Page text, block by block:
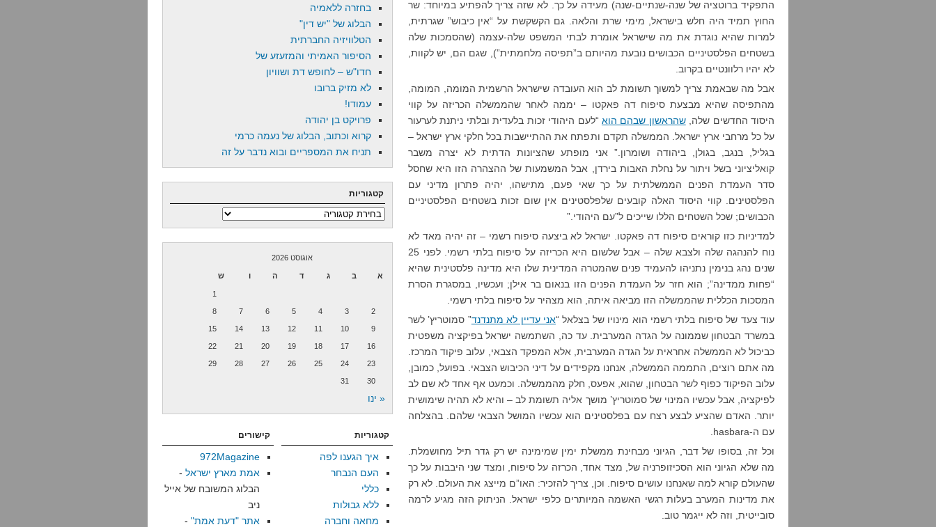
התפקיד ברוטציה של שנה-שנתיים-שנה) מעידה על כך. לא שזה צריך להפתיע במיוחד: שר
החוץ תמיד היה חלש בישראל, מימי שרת והלאה. גם הקשקשת על “אין כיבוש” שגרתית,
למרות שהיא נוגדת את מה שישראל אומרת לבתי המשפט שלה-עצמה (שהסמכות שלה
בשטחים הפלסטיניים הכבושים נובעת מהיותם ב”תפיסה מלחמתית”), שגם הם, יש לקוות,
לא יהיו רלוונטיים בקרוב.
אבל מה שבאמת צריך למשוך תשומת לב הוא העובדה שישראל הרשמית המומה, המומה,
מהתפיסה שהיא מבצעת סיפוח דה פאקטו – יממה לאחר שהממשלה הכריזה על קווי
היסוד החדשים שלה,שהראשון שבהם הוא “לעם היהודי זכות בלעדית ובלתי ניתנת לערעור
על כל מרחבי ארץ ישראל. הממשלה תקדם ותפתח את ההתיישבות בכל חלקי ארץ ישראל –
בגליל, בנגב, בגולן, ביהודה ושומרון.” אני מופתע שהציונות הדתית לא יצרה משבר
קואליציוני בשל ויתור על נחלת האבות בירדן, אבל המשמעות של ההצהרה הזו היא שחסל
סדר העמדת הפנים הממשלתית על כך שאי פעם, מתישהו, יהיה פתרון מדיני עם
הפלסטינים. קווי היסוד האלה קובעים שלפלסטינים אין שום זכות בשטחים הפלסטיניים
הכבושים; שכל השטחים הללו שייכים ל”עם היהודי.”
למדיניות כזו קוראים סיפוח דה פאקטו. ישראל לא ביצעה סיפוח רשמי – זה יהיה מאד לא
נוח להנהגה שלה ולצבא שלה – אבל שלשום היא הכריזה על סיפוח בלתי רשמי. לפני 25
שנים נהג בנימין נתניהו להעמיד פנים שהמטרה המדינית שלו היא מדינה פלסטינית שהיא
“פחות ממדינה”; הוא חזר על העמדת הפנים הזו בנאום בר אילן; ועכשיו, במסגרת הסרת
המסכות הכללית שהממשלה הזו מביאה איתה, הוא מצהיר על סיפוח בלתי רשמי.
עוד צעד של סיפוח בלתי רשמי הוא מינויו של בצלאל “אני עדיין לא מתנדנד” סמוטריץ’ לשר
במשרד הבטחון שממונה על הגדה המערבית. עד כה, השתמשה ישראל בפיקציה משפטית
כביכול לא הממשלה אחראית על הגדה המערבית, אלא המפקד הצבאי, עלוב פיקוד המרכז.
מה אתם רוצים, התממה הממשלה, אנחנו מקפידים על דיני הכיבוש הצבאי. בפועל, כמובן,
עלוב הפיקוד כפוף לשר הבטחון, שהוא, אפעס, חלק מהממשלה. וכמעט אף אחד לא שם לב
לפיקציה, אבל עכשיו המינוי של סמוטריץ’ מושך אליה תשומת לב – והיא לא תהיה שימושית
יותר. האדם שהציע לבצע רצח עם בפלסטינים הוא עכשיו המושל הצבאי שלהם. בהצלחה
עם ה-hasbara.
וכל זה, בסופו של דבר, הגיוני מבחינת ממשלת ימין שמימינה יש רק גדר תיל מחושמלת.
מה שלא הגיוני הוא הסכיזופרניה של, מצד אחד, הכרזה על סיפוח, ומצד שני היבבות על כך
שהעולם קורא למה שאנחנו עושים סיפוח. וכן, צריך להזכיר: האו”ם מייצג את העולם. לא רק
את מדינות המערב בעלות רגשי האשמה המיותרים כלפי ישראל. הניתוק הזה מגיע לרמה
סובייטית, וזה לא ייגמר טוב.
בחזרה ללאמיה
הבלוג של "יש דין"
הטלוויזיה החברתית
הסיפור האמיתי והמזעזע של
חדו"ש – לחופש דת ושוויון
לא מזיק ברובו
עמודו!
פרויקט בן יהודה
קרוא וכתוב, הבלוג של נעמה כרמי
תניח את המספריים ובוא נדבר על זה
קטגוריות
קטגוריות
אוגוסט 2026
א ב ג ד ה ו ש
1
2
3
4
5
6
7
8
9
10
11
12
13
14
15
16
17
18
19
20
21
22
23
24
25
26
27
28
29
30
31
« ינו
קטגוריות
איך הגענו לפה
העם הנבחר
כללי
ללא גבולות
מחאה וחברה
קישורים
972Magazine
אמת מארץ ישראל -
הבלוג המשובח של אייל
ניב
אתר "דעת אמת" -